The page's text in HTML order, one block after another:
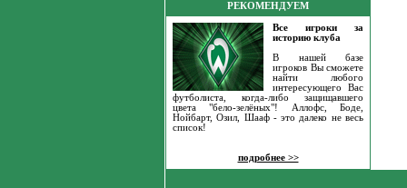
РЕКОМЕНДУЕМ
Все игроки за
историю клуба
В нашей базе
игроков Вы сможете
найти любого
интересующего Вас
футболиста, когда-либо защищавшего
цвета "бело-зелёных"! Аллофс, Боде,
Нойбарт, Озил, Шааф - это далеко не весь
список!
подробнее >>